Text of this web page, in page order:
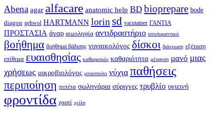
Abena agar alfacare anatomic help BD bioprepare bode
diagon gehwol HARTMANN lorin sd vacutainer ΓΑΝΤΙΑ
ΠΡΟΣΤΑΣΙΑ άγαρ αιμοληψία αντιδραστήριο απολυμαντικό
βοήθημα βοήθημα βάδισης γυναικολόγος δίσκοι διάγνωση εξέταση
επίθεμα ευαισθησίας καθαρισμός καθαριότητα μέτρηση μανό μιας
χρήσεως μικροβιολόγος μπαστούνι νύχια παθήσεις
περιποίηση πιπέτα σωληνάρια σύριγγες τρυβλίο υγιεινή
φροντίδα χαρτί χείλη